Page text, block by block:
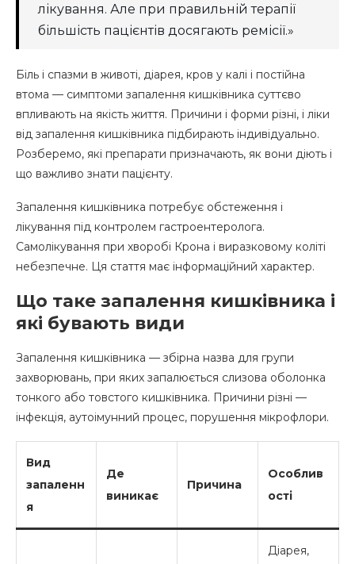
лікування. Але при правильній терапії
більшість пацієнтів досягають ремісії.»
Біль і спазми в животі, діарея, кров у калі і постійна
втома — симптоми запалення кишківника суттєво
впливають на якість життя. Причини і форми різні, і ліки
від запалення кишківника підбирають індивідуально.
Розберемо, які препарати призначають, як вони діють і
що важливо знати пацієнту.
Запалення кишківника потребує обстеження і
лікування під контролем гастроентеролога.
Самолікування при хворобі Крона і виразковому коліті
небезпечне. Ця стаття має інформаційний характер.
Що таке запалення кишківника і
які бувають види
Запалення кишківника — збірна назва для групи
захворювань, при яких запалюється слизова оболонка
тонкого або товстого кишківника. Причини різні —
інфекція, аутоімунний процес, порушення мікрофлори.
Вид
запаленн
я
Де
виникає
Причина
Особлив
ості
Діарея,